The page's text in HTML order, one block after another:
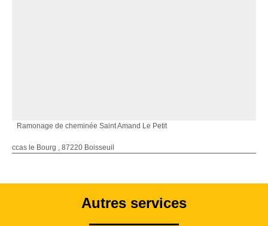
Ramonage de cheminée Saint Amand Le Petit
ccas le Bourg , 87220 Boisseuil
Autres services